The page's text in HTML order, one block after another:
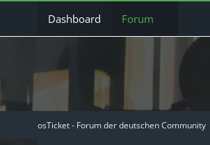
Dashboard Forum
osTicket - Forum der deutschen Community